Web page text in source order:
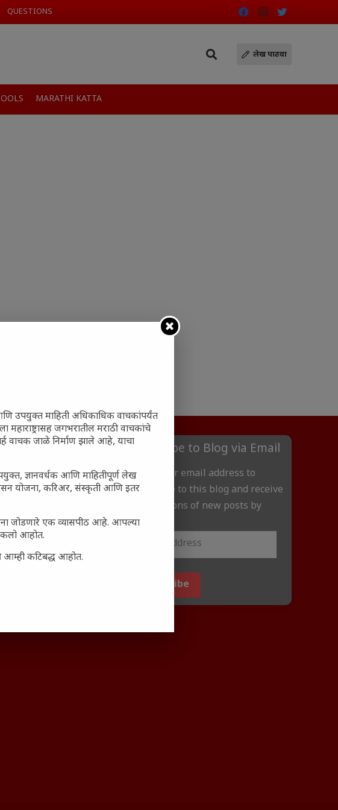
QUESTIONS
लेख पाठवा
MARATHI KATTA
Subscribe to Blog via Email
Enter your email address to
subscribe to this blog and receive
notifications of new posts by
email.
Subscribe
उपयुक्त माहिती अधिकाधिक वाचकांपर्यंत
महाराष्ट्रासह जगभरातील मराठी वाचकांचे
जाळे निर्माण झाले आहे, याचा
ज्ञानवर्धक आणि माहितीपूर्ण लेख
योजना, करिअर, संस्कृती आणि इतर
जोडणारे एक व्यासपीठ आहे. आपल्या
आहोत.
आम्ही कटिबद्ध आहोत.